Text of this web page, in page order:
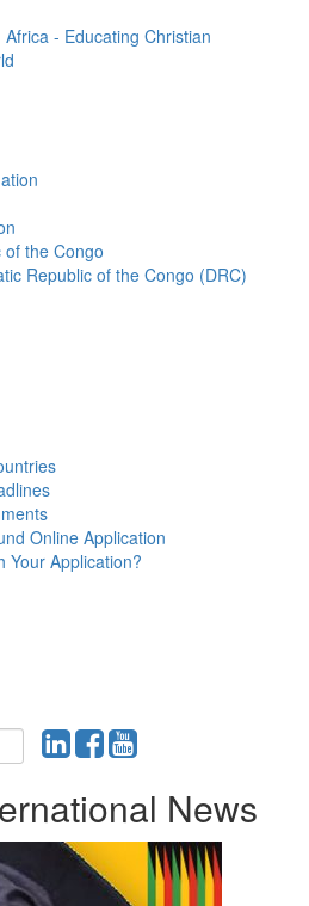
of the Congo
Republic of the Congo (DRC)
Online Application
Your Application?
News